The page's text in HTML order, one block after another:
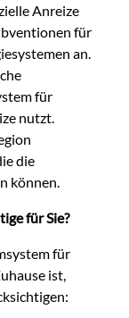
Anreize
für
an.
für
nutzt.
die
können.
für Sie?
für
ist,